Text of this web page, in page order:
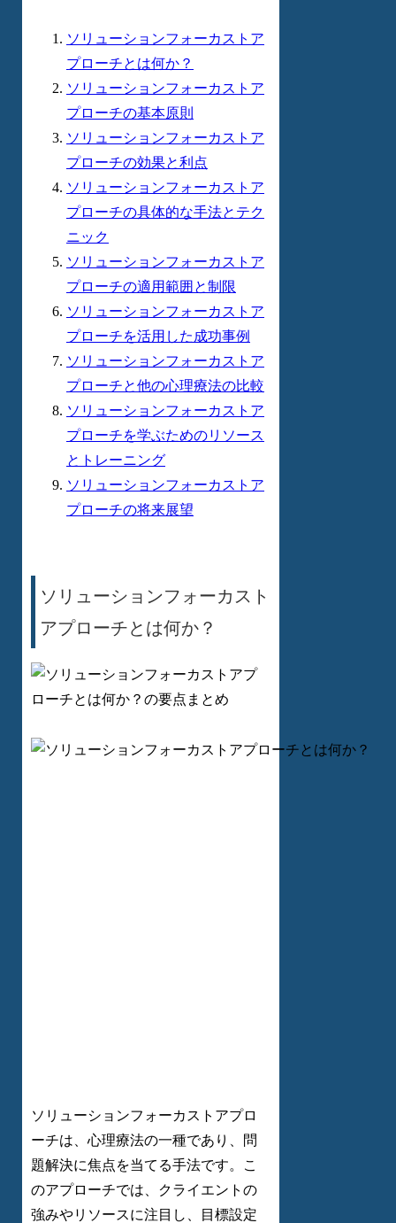
ソリューションフォーカストア
プローチとは何か？
ソリューションフォーカストア
プローチの基本原則
ソリューションフォーカストア
プローチの効果と利点
ソリューションフォーカストア
プローチの具体的な手法とテク
ニック
ソリューションフォーカストア
プローチの適用範囲と制限
ソリューションフォーカストア
プローチを活用した成功事例
ソリューションフォーカストア
プローチと他の心理療法の比較
ソリューションフォーカストア
プローチを学ぶためのリソース
とトレーニング
ソリューションフォーカストア
プローチの将来展望
ソリューションフォーカスト
アプローチとは何か？
ソリューションフォーカストアプロ
ーチは、心理療法の一種であり、問
題解決に焦点を当てる手法です。こ
のアプローチでは、クライエントの
強みやリソースに注目し、目標設定